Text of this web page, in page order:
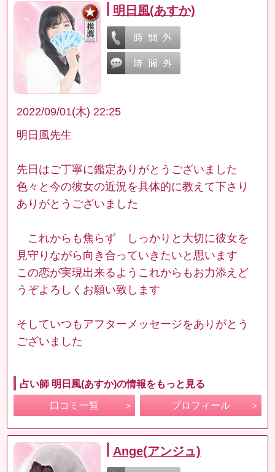
明日風(あすか)
2022/09/01(木) 22:25
明日風先生
先日はご丁寧に鑑定ありがとうございました
色々と今の彼女の近況を具体的に教えて下さり
ありがとうございました
これからも焦らず しっかりと大切に彼女を
見守りながら向き合っていきたいと思います
この恋が実現出来るようこれからもお力添えど
うぞよろしくお願い致します
そしていつもアフターメッセージをありがとう
ございました
占い師 明日風(あすか)の情報をもっと見る
口コミ一覧 プロフィール
Ange(アンジュ)